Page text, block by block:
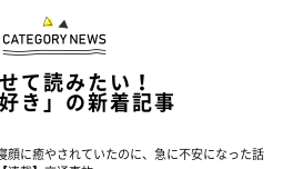
て読みたい！
好き」の新着記事
顔に癒やされていたのに、急に不安になった話